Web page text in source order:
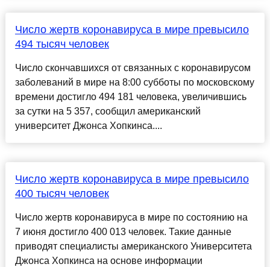
Число жертв коронавируса в мире превысило
494 тысяч человек
Число скончавшихся от связанных с коронавирусом
заболеваний в мире на 8:00 субботы по московскому
времени достигло 494 181 человека, увеличившись
за сутки на 5 357, сообщил американский
университет Джонса Хопкинса....
Число жертв коронавируса в мире превысило
400 тысяч человек
Число жертв коронавируса в мире по состоянию на
7 июня достигло 400 013 человек. Такие данные
приводят специалисты американского Университета
Джонса Хопкинса на основе информации